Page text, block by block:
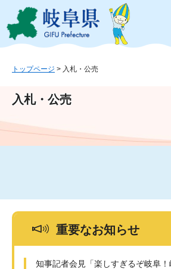
ジ
ュ
文
このページの本文へ
トップページ > 入札・公売
入札・公売
重要なお知らせ
知事記者会見「楽しすぎるぞ岐阜